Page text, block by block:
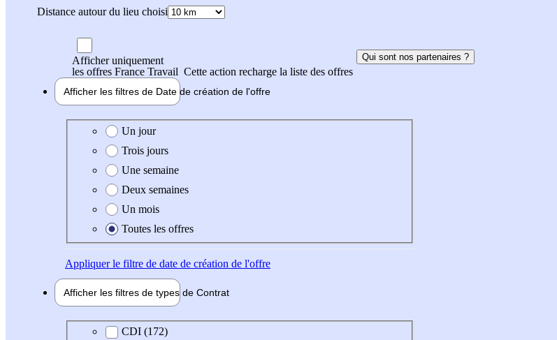
Distance autour du lieu choisi
Afficher uniquement
les offres France Travail Cette action recharge la liste des offres
Qui sont nos partenaires ?
Afficher les filtres de Date de création de l'offre
Date de création de l'offre
Un jour
Trois jours
Une semaine
Deux semaines
Un mois
Toutes les offres
Appliquerle filtre de date de création de l'offre
Afficher les filtres de types de Contrat
Type de contratCDI (172)